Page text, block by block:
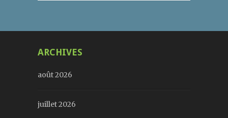
ARCHIVES
août 2026
juillet 2026